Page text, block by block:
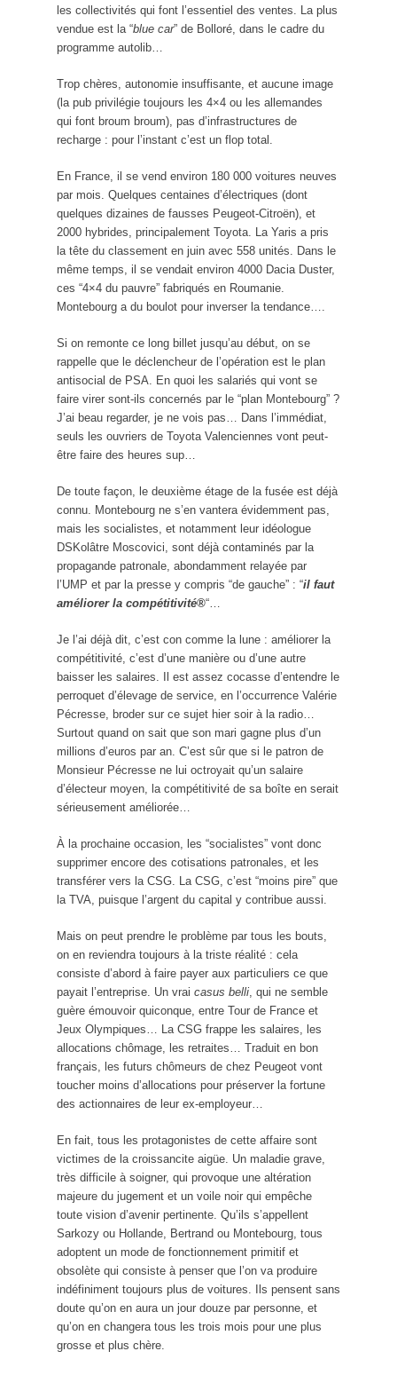
les collectivités qui font l’essentiel des ventes. La plus
vendue est la “blue car” de Bolloré, dans le cadre du
programme autolib…
Trop chères, autonomie insuffisante, et aucune image
(la pub privilégie toujours les 4×4 ou les allemandes
qui font broum broum), pas d’infrastructures de
recharge : pour l’instant c’est un flop total.
En France, il se vend environ 180 000 voitures neuves
par mois. Quelques centaines d’électriques (dont
quelques dizaines de fausses Peugeot-Citroën), et
2000 hybrides, principalement Toyota. La Yaris a pris
la tête du classement en juin avec 558 unités. Dans le
même temps, il se vendait environ 4000 Dacia Duster,
ces “4×4 du pauvre” fabriqués en Roumanie.
Montebourg a du boulot pour inverser la tendance….
Si on remonte ce long billet jusqu’au début, on se
rappelle que le déclencheur de l’opération est le plan
antisocial de PSA. En quoi les salariés qui vont se
faire virer sont-ils concernés par le “plan Montebourg” ?
J’ai beau regarder, je ne vois pas… Dans l’immédiat,
seuls les ouvriers de Toyota Valenciennes vont peut-
être faire des heures sup…
De toute façon, le deuxième étage de la fusée est déjà
connu. Montebourg ne s’en vantera évidemment pas,
mais les socialistes, et notamment leur idéologue
DSKolâtre Moscovici, sont déjà contaminés par la
propagande patronale, abondamment relayée par
l’UMP et par la presse y compris “de gauche” : “il faut
améliorer la compétitivité®“…
Je l’ai déjà dit, c’est con comme la lune : améliorer la
compétitivité, c’est d’une manière ou d’une autre
baisser les salaires. Il est assez cocasse d’entendre le
perroquet d’élevage de service, en l’occurrence Valérie
Pécresse, broder sur ce sujet hier soir à la radio…
Surtout quand on sait que son mari gagne plus d’un
millions d’euros par an. C’est sûr que si le patron de
Monsieur Pécresse ne lui octroyait qu’un salaire
d’électeur moyen, la compétitivité de sa boîte en serait
sérieusement améliorée…
À la prochaine occasion, les “socialistes” vont donc
supprimer encore des cotisations patronales, et les
transférer vers la CSG. La CSG, c’est “moins pire” que
la TVA, puisque l’argent du capital y contribue aussi.
Mais on peut prendre le problème par tous les bouts,
on en reviendra toujours à la triste réalité : cela
consiste d’abord à faire payer aux particuliers ce que
payait l’entreprise. Un vrai casus belli, qui ne semble
guère émouvoir quiconque, entre Tour de France et
Jeux Olympiques… La CSG frappe les salaires, les
allocations chômage, les retraites… Traduit en bon
français, les futurs chômeurs de chez Peugeot vont
toucher moins d’allocations pour préserver la fortune
des actionnaires de leur ex-employeur…
En fait, tous les protagonistes de cette affaire sont
victimes de la croissancite aigüe. Un maladie grave,
très difficile à soigner, qui provoque une altération
majeure du jugement et un voile noir qui empêche
toute vision d’avenir pertinente. Qu’ils s’appellent
Sarkozy ou Hollande, Bertrand ou Montebourg, tous
adoptent un mode de fonctionnement primitif et
obsolète qui consiste à penser que l’on va produire
indéfiniment toujours plus de voitures. Ils pensent sans
doute qu’on en aura un jour douze par personne, et
qu’on en changera tous les trois mois pour une plus
grosse et plus chère.